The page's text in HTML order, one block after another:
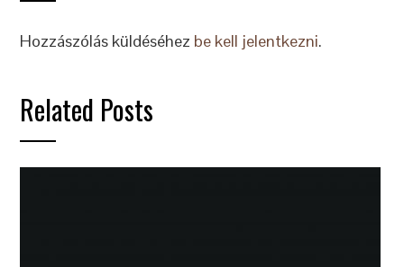
Hozzászólás küldéséhez be kell jelentkezni.
Related Posts